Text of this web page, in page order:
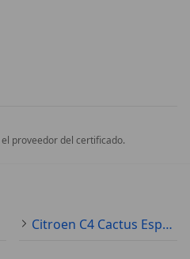
proveedor del certificado.
Citroen C4 Cactus Especificaciones técnicas